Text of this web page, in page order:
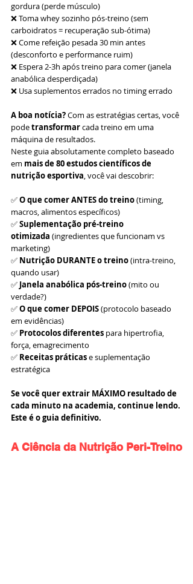
gordura (perde músculo)
❌ Toma whey sozinho pós-treino (sem
carboidratos = recuperação sub-ótima)
❌ Come refeição pesada 30 min antes
(desconforto e performance ruim)
❌ Espera 2-3h após treino para comer (janela
anabólica desperdiçada)
❌ Usa suplementos errados no timing errado
A boa notícia? Com as estratégias certas, você
pode transformar cada treino em uma
máquina de resultados.
Neste guia absolutamente completo baseado
em mais de 80 estudos científicos de
nutrição esportiva, você vai descobrir:
✅ O que comer ANTES do treino (timing,
macros, alimentos específicos)
✅ Suplementação pré-treino
otimizada (ingredientes que funcionam vs
marketing)
✅ Nutrição DURANTE o treino (intra-treino,
quando usar)
✅ Janela anabólica pós-treino (mito ou
verdade?)
✅ O que comer DEPOIS (protocolo baseado
em evidências)
✅ Protocolos diferentes para hipertrofia,
força, emagrecimento
✅ Receitas práticas e suplementação
estratégica
Se você quer extrair MÁXIMO resultado de
cada minuto na academia, continue lendo.
Este é o guia definitivo.
A Ciência da Nutrição Peri-Treino